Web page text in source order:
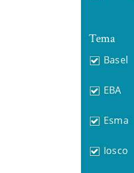
Tema
Basel
EBA
Esma
Iosco